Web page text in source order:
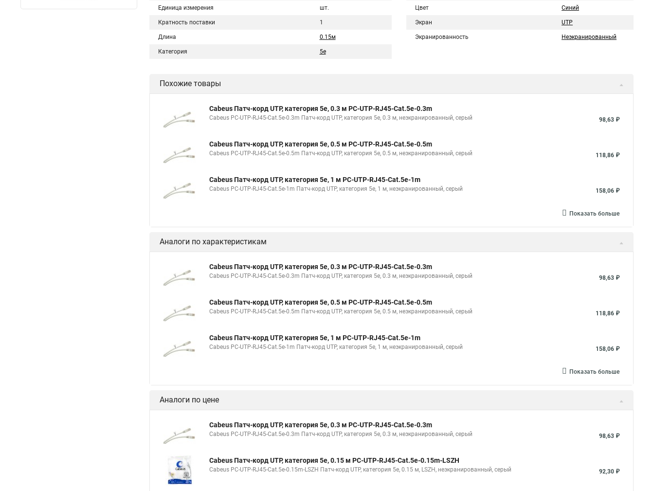
Единица измерения шт.
Кратность поставки 1
Длина 0.15м
Категория 5e
Цвет Синий
Экран UTP
Экранированность Неэкранированный
Похожие товары
Cabeus Патч-корд UTP, категория 5e, 0.3 м PC-UTP-RJ45-Cat.5e-0.3m
Cabeus PC-UTP-RJ45-Cat.5e-0.3m Патч-корд UTP, категория 5e, 0.3 м, неэкранированный, серый 98,63 ₽
Cabeus Патч-корд UTP, категория 5e, 0.5 м PC-UTP-RJ45-Cat.5e-0.5m
Cabeus PC-UTP-RJ45-Cat.5e-0.5m Патч-корд UTP, категория 5e, 0.5 м, неэкранированный, серый 118,86 ₽
Cabeus Патч-корд UTP, категория 5e, 1 м PC-UTP-RJ45-Cat.5e-1m
Cabeus PC-UTP-RJ45-Cat.5e-1m Патч-корд UTP, категория 5e, 1 м, неэкранированный, серый 158,06 ₽
Показать больше
Аналоги по характеристикам
Cabeus Патч-корд UTP, категория 5e, 0.3 м PC-UTP-RJ45-Cat.5e-0.3m
Cabeus PC-UTP-RJ45-Cat.5e-0.3m Патч-корд UTP, категория 5e, 0.3 м, неэкранированный, серый 98,63 ₽
Cabeus Патч-корд UTP, категория 5e, 0.5 м PC-UTP-RJ45-Cat.5e-0.5m
Cabeus PC-UTP-RJ45-Cat.5e-0.5m Патч-корд UTP, категория 5e, 0.5 м, неэкранированный, серый 118,86 ₽
Cabeus Патч-корд UTP, категория 5e, 1 м PC-UTP-RJ45-Cat.5e-1m
Cabeus PC-UTP-RJ45-Cat.5e-1m Патч-корд UTP, категория 5e, 1 м, неэкранированный, серый 158,06 ₽
Показать больше
Аналоги по цене
Cabeus Патч-корд UTP, категория 5e, 0.3 м PC-UTP-RJ45-Cat.5e-0.3m
Cabeus PC-UTP-RJ45-Cat.5e-0.3m Патч-корд UTP, категория 5e, 0.3 м, неэкранированный, серый 98,63 ₽
Cabeus Патч-корд UTP, категория 5e, 0.15 м PC-UTP-RJ45-Cat.5e-0.15m-LSZH
Cabeus PC-UTP-RJ45-Cat.5e-0.15m-LSZH Патч-корд UTP, категория 5e, 0.15 м, LSZH, неэкранированный, серый 92,30 ₽